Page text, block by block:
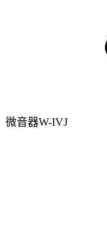
微音器W-IVJ